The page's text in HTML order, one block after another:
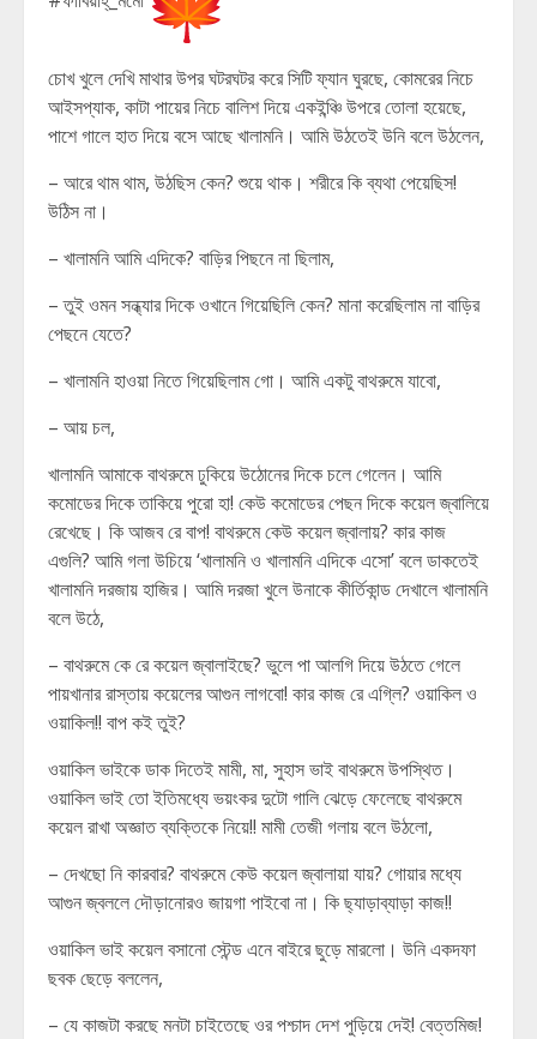
চোখ খুলে দেখি মাথার উপর ঘটরঘটর করে সিটি ফ্যান ঘুরছে, কোমরের নিচে
আইসপ্যাক, কাটা পায়ের নিচে বালিশ দিয়ে একইন্ঞ্চি উপরে তোলা হয়েছে,
পাশে গালে হাত দিয়ে বসে আছে খালামনি। আমি উঠতেই উনি বলে উঠলেন,
– আরে থাম থাম, উঠছিস কেন? শুয়ে থাক। শরীরে কি ব্যথা পেয়েছিস!
উঠিস না।
– খালামনি আমি এদিকে? বাড়ির পিছনে না ছিলাম,
– তুই ওমন সন্ধ্যার দিকে ওখানে গিয়েছিলি কেন? মানা করেছিলাম না বাড়ির
পেছনে যেতে?
– খালামনি হাওয়া নিতে গিয়েছিলাম গো। আমি একটু বাথরুমে যাবো,
– আয় চল,
খালামনি আমাকে বাথরুমে ঢুকিয়ে উঠোনের দিকে চলে গেলেন। আমি
কমোডের দিকে তাকিয়ে পুরো হা! কেউ কমোডের পেছন দিকে কয়েল জ্বালিয়ে
রেখেছে। কি আজব রে বাপ! বাথরুমে কেউ কয়েল জ্বালায়? কার কাজ
এগুলি? আমি গলা উচিয়ে ‘খালামনি ও খালামনি এদিকে এসো’ বলে ডাকতেই
খালামনি দরজায় হাজির। আমি দরজা খুলে উনাকে কীর্তিকান্ড দেখালে খালামনি
বলে উঠে,
– বাথরুমে কে রে কয়েল জ্বালাইছে? ভুলে পা আলগি দিয়ে উঠতে গেলে
পায়খানার রাস্তায় কয়েলের আগুন লাগবো! কার কাজ রে এগ্লি? ওয়াকিল ও
ওয়াকিল!! বাপ কই তুই?
ওয়াকিল ভাইকে ডাক দিতেই মামী, মা, সুহাস ভাই বাথরুমে উপস্থিত।
ওয়াকিল ভাই তো ইতিমধ্যে ভয়ংকর দুটো গালি ঝেড়ে ফেলেছে বাথরুমে
কয়েল রাখা অজ্ঞাত ব্যক্তিকে নিয়ে!! মামী তেজী গলায় বলে উঠলো,
– দেখছো নি কারবার? বাথরুমে কেউ কয়েল জ্বালায়া যায়? গোয়ার মধ্যে
আগুন জ্বললে দৌড়ানোরও জায়গা পাইবো না। কি ছ্যাড়াব্যাড়া কাজ!!
ওয়াকিল ভাই কয়েল বসানো স্টেন্ড এনে বাইরে ছুড়ে মারলো। উনি একদফা
ছবক ছেড়ে বললেন,
– যে কাজটা করছে মনটা চাইতেছে ওর পশ্চাদ দেশ পুড়িয়ে দেই! বেত্তমিজ!